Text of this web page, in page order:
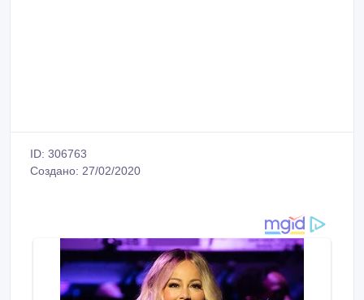
ID: 306763
Создано: 27/02/2020